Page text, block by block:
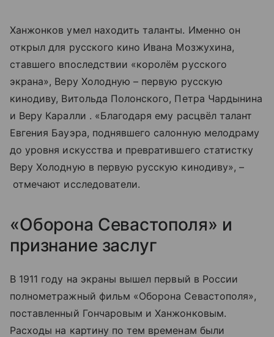
Ханжонков умел находить таланты. Именно он
открыл для русского кино Ивана Мозжухина,
ставшего впоследствии «королём русского
экрана», Веру Холодную – первую русскую
кинодиву, Витольда Полонского, Петра Чардынина
и Веру Каралли . «Благодаря ему расцвёл талант
Евгения Бауэра, поднявшего салонную мелодраму
до уровня искусства и превратившего статистку
Веру Холодную в первую русскую кинодиву», –
отмечают исследователи.
«Оборона Севастополя» и
признание заслуг
В 1911 году на экраны вышел первый в России
полнометражный фильм «Оборона Севастополя»,
поставленный Гончаровым и Ханжонковым.
Расходы на картину по тем временам были